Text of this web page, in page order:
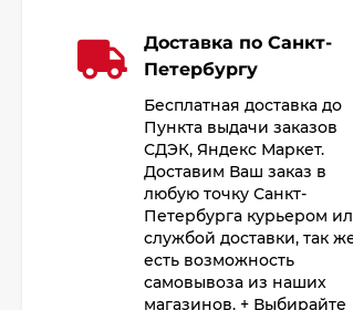
Доставка по Санкт-
Петербургу
Бесплатная доставка до
Пункта выдачи заказов
СДЭК, Яндекс Маркет.
Доставим Ваш заказ в
любую точку Санкт-
Петербурга курьером
службой доставки, так
есть возможность
самовывоза из наших
магазинов. + Выбирайте